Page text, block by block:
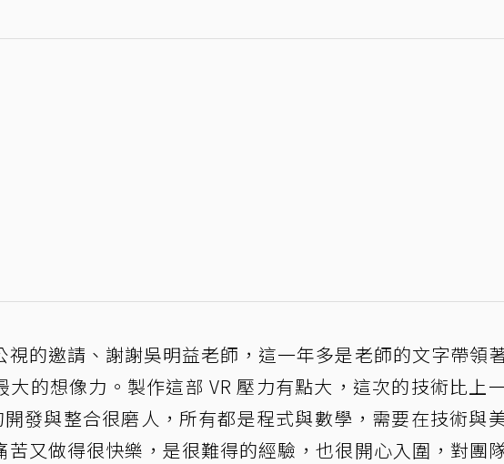
視的邀請、謝謝吳明益老師，這一年多是老師的文字帶領
大的想像力。製作這部 VR 壓力有點大，這次的技術比上
發與整合很磨人，所有都是程式與數學，需要在技術與
苦又做得很快樂，是很難得的經驗，也很開心入圍，對團